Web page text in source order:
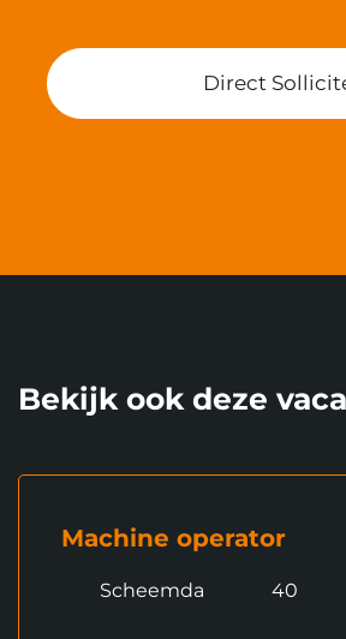
Direct
Bekijk ook deze
Machine operator
Scheemda 40